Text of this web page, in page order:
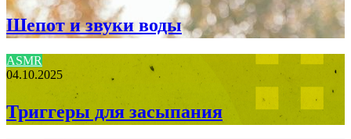
Шепот и звуки воды
ASMR
04.10.2025
Триггеры для засыпания